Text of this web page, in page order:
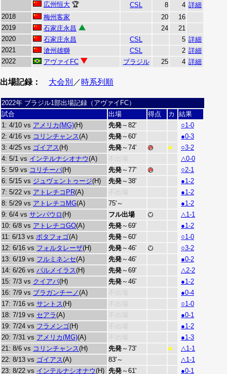
広州恒大 🏆 CSL 8 4 詳細
2018
梅州客家 20
16
2019
石家庄永昌 24
21
2020
石家庄永昌 CSL 5 詳細
2021
滄州雄獅 CSL 2 詳細
2022
アヴァイFC ブラジル 25 4 詳細
出場記録： 大会別 ／時系列順
2022年 ブラジル1部出場記録（アヴァイFC）
試合
出場 得点 カ
結果
1: 4/10 vs アメリカ(MG)(H) 先発～82'
○1-0
2: 4/16 vs コリンチャンス(A) 先発～60'
●0-3
3: 4/25 vs ゴイアス(H) 先発～74' ■
○3-2
4: 5/1 vs インテルナシオナウ(A) 不出場
△0-0
5: 5/9 vs コリチーバ(H) 先発～77'
○2-1
6: 5/15 vs ジュヴェントゥージ(H) 先発～38'
●1-2
7: 5/22 vs アトレチコPR(A) 不出場
●1-2
8: 5/29 vs アトレチコMG(A) 75'～
●1-2
9: 6/4 vs サンパウロ(H) フル出場
△1-1
10: 6/8 vs アトレチコGO(A) 先発～69'
●1-2
11: 6/13 vs ボタフォゴ(A) 先発～60'
○1-0
12: 6/16 vs フォルタレーザ(H) 先発～46'
○3-2
13: 6/19 vs フルミネンセ(A) 先発～46'
●0-2
14: 6/26 vs パルメイラス(H) 先発～69'
△2-2
15: 7/3 vs クイアバ(H) 先発～46'
●1-2
16: 7/9 vs ブラガンチーノ(A) 不出場
●0-4
17: 7/16 vs サントス(H) 不出場
○1-0
18: 7/19 vs セアラ(A) 不出場
●0-1
19: 7/24 vs フラメンゴ(H) 不出場
●1-2
20: 7/31 vs アメリカ(MG)(A) 不出場
●1-3
21: 8/6 vs コリンチャンス(H) 先発～73' ■
△1-1
22: 8/13 vs ゴイアス(A) 83'～
△1-1
23: 8/22 vs インテルナシオナウ(H) 先発～61'
●0-1